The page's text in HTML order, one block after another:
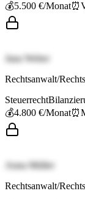
💰5.500 €/Monat⏰
Jana Weber
Rechtsanwalt/
Steuerrecht
💰4.800 €/Monat⏰
Anna Müller
Rechtsanwalt/